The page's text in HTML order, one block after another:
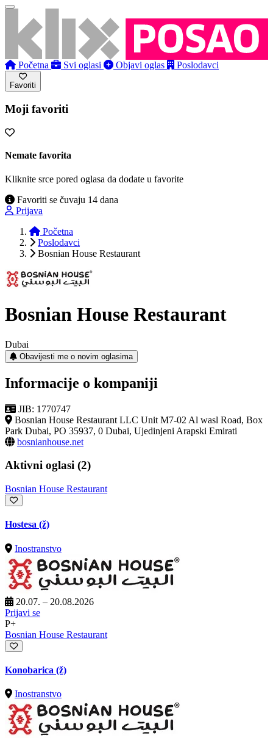
Početna Svi oglasi Objavi oglas Poslodavci
Favoriti
Moji favoriti
Nemate favorita
Kliknite srce pored oglasa da dodate u favorite
Favoriti se čuvaju 14 dana
Prijava
Početna
Poslodavci
Bosnian House Restaurant
Bosnian House Restaurant
Dubai
Obavijesti me o novim oglasima
Informacije o kompaniji
JIB: 1770747
Bosnian House Restaurant LLC Unit M7-02 Al wasl Road, Box
Park Dubai, PO 35937, 0 Dubai, Ujedinjeni Arapski Emirati
bosnianhouse.net
Aktivni oglasi (2)
Bosnian House Restaurant
Hostesa (ž)
Inostranstvo
20.07. – 20.08.2026
Prijavi se
P+
Bosnian House Restaurant
Konobarica (ž)
Inostranstvo